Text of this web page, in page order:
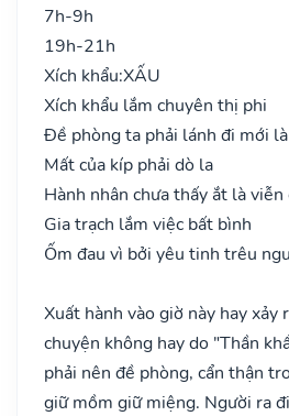
7h-9h
19h-21h
Xích khẩu:XẤU
Xích khẩu lắm chuyên thị phi
Đề phòng ta phải lánh đi mới là
Mất của kíp phải dò la
Hành nhân chưa thấy ắt là viễn
Gia trạch lắm việc bất bình
Ốm đau vì bởi yêu tinh trêu
Xuất hành vào giờ này hay xảy
chuyện không hay do "Thần
phải nên đề phòng, cẩn thận
giữ mồm giữ miệng. Người ra